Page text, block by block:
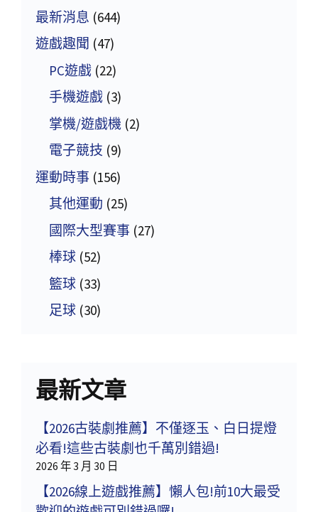
最新消息 (644)
遊戲趣聞 (47)
PC遊戲 (22)
手機遊戲 (3)
掌機/遊戲機 (2)
電子競技 (9)
運動時事 (156)
其他運動 (25)
國際大型賽事 (27)
棒球 (52)
籃球 (33)
足球 (30)
最新文章
【2026古裝劇推薦】不僅逐玉、白日提燈
必看!這些古裝劇也千萬別錯過!
2026 年 3 月 30 日
【2026線上遊戲推薦】懶人包!前10大最受